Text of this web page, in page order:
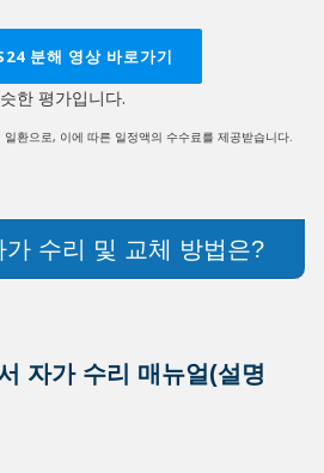
분해 영상 바로가기
한 평가입니다.
환으로, 이에 따른 일정액의 수수료를 제공받습니다.
수리 및 교체 방법은?
자가 수리 매뉴얼(설명